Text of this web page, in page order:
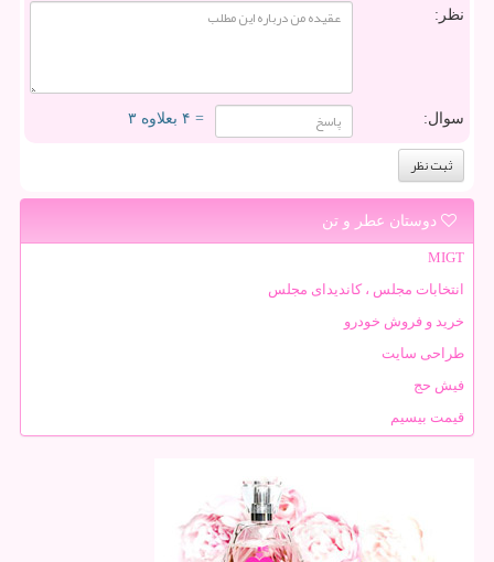
نظر:
سوال: = ۴ بعلاوه ۳
دوستان عطر و تن
MIGT
انتخابات مجلس ، کاندیدای مجلس
خرید و فروش خودرو
طراحی سایت
فیش حج
قیمت بیسیم